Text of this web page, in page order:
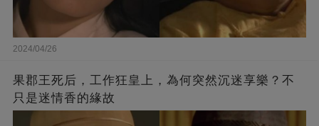
2024/04/26
果郡王死后，工作狂皇上，為何突然沉迷享樂？不
只是迷情香的緣故